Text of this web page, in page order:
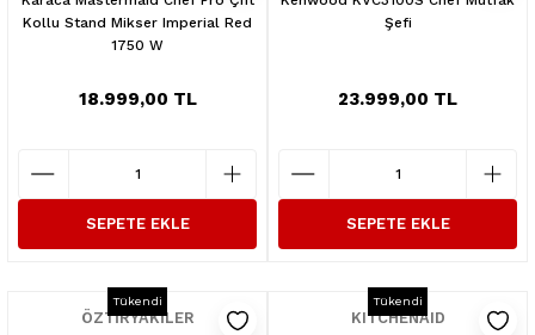
Kollu Stand Mikser Imperial Red
1750 W
18.999,00 TL
SEPETE EKLE
Şefi
23.999,00 TL
SEPETE EKLE
Tükendi
ÖZTİRYAKİLER
Tükendi
KITCHENAID